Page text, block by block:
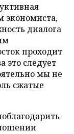
экономиста,
диалога
проходит
это следует
мы не
сжатые